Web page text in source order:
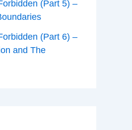
(Part 5) –
(Part 6) –
and The